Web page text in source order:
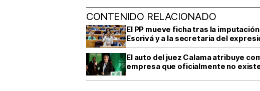
CONTENIDO RELACIONADO
El PP mueve ficha tras la
Escrivá y a la secretaria del
El auto del juez Calama atribuye
empresa que oficialmente no